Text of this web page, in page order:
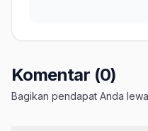
Komentar (0)
Bagikan pendapat Anda